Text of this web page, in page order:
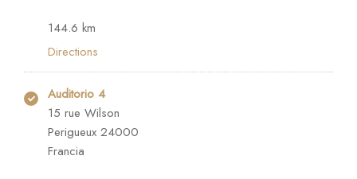
144.6 km
Directions
Auditorio 4
15 rue Wilson
Perigueux 24000
Francia